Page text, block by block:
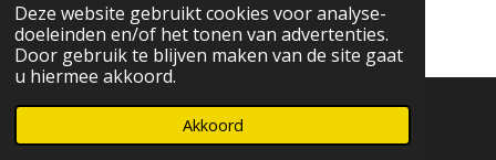
Deze website gebruikt cookies voor analyse-
doeleinden en/of het tonen van advertenties.
Door gebruik te blijven maken van de site gaat
u hiermee akkoord.
Akkoord
© 2022 - 2026 Vrienden van Fierce and Fit
Telefoonnummer